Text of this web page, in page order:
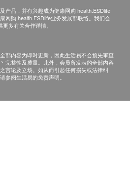
产品，并有兴趣成为健康网购 health.ESDlife
网购 health.ESDlife业务发展部联络。我们会
多有关合作详情。
部内容为即时更新，因此生活易不会预先审查
完整性及质量。此外，会员所发表的全部内容
言论及立场。如从而引起任何损失或法律纠
参阅生活易的免责声明。